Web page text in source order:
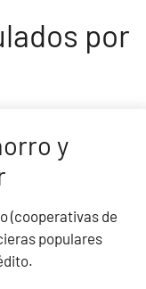
por
y
(cooperativas de
populares